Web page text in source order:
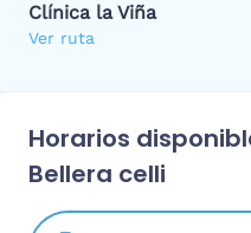
Clínica la Viña
Ver ruta
Horarios
Bellera celli